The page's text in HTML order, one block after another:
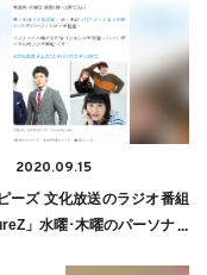
2020.09.15
ーズ 文化放送のラジオ番組
」水曜･木曜のパーソナリ